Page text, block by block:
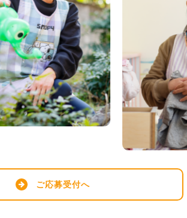
ご応募受付へ